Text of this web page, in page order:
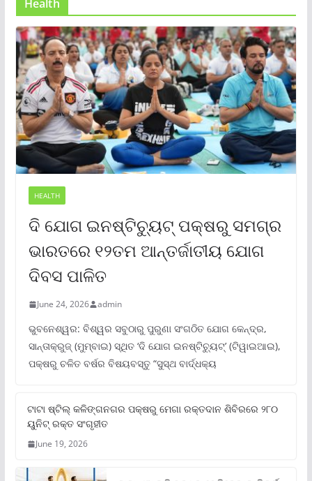
Health
HEALTH
ଦି ଯୋଗ ଇନଷ୍ଟିଚ୍ୟୁଟ୍ ପକ୍ଷରୁ ସମଗ୍ର
ଭାରତରେ ୧୨ତମ ଆନ୍ତର୍ଜାତୀୟ ଯୋଗ
ଦିବସ ପାଳିତ
June 24, 2026 admin
ଭୁବନେଶ୍ୱର: ବିଶ୍ୱର ସବୁଠାରୁ ପୁରୁଣା ସଂଗଠିତ ଯୋଗ କେନ୍ଦ୍ର,
ସାନ୍ତାକ୍ରୁଜ୍ (ମୁମ୍ବାଇ) ସ୍ଥିତ ‘ଦି ଯୋଗ ଇନଷ୍ଟିଚ୍ୟୁଟ୍‌’ (ଟିୱାଇଆଇ),
ପକ୍ଷରୁ ଚଳିତ ବର୍ଷର ବିଷୟବସ୍ତୁ “ସୁସ୍ଥ ବାର୍ଦ୍ଧକ୍ୟ
ଟାଟା ଷ୍ଟିଲ୍‌ କଳିଙ୍ଗନଗର ପକ୍ଷରୁ ମେଗା ରକ୍ତଦାନ ଶିବିରରେ ୨୮୦
ୟୁନିଟ୍‌ ରକ୍ତ ସଂଗୃହୀତ
June 19, 2026